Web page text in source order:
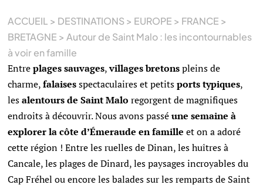
ACCUEIL > DESTINATIONS> EUROPE > FRANCE >
BRETAGNE >Autour de Saint Malo : les incontournables
à voir en famille
Entreplages sauvages,villages bretonspleins de
charme,falaisesspectaculaires et petitsports typiques,
lesalentours de Saint Malo regorgent de magnifiques
endroits à découvrir. Nous avons passéune semaine à
explorer la côte d’Émeraude en familleet on a adoré
cette région ! Entre les ruelles de Dinan, les huîtres à
Cancale, les plages de Dinard, les paysages incroyables du
Cap Fréhel ou encore les balades sur les remparts de Saint